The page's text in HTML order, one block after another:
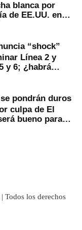
blanca por
de EE.UU. en
“shock”
Línea 2 y
y 6; ¿habrá
pondrán duros
culpa de El
bueno para
Todos los derechos